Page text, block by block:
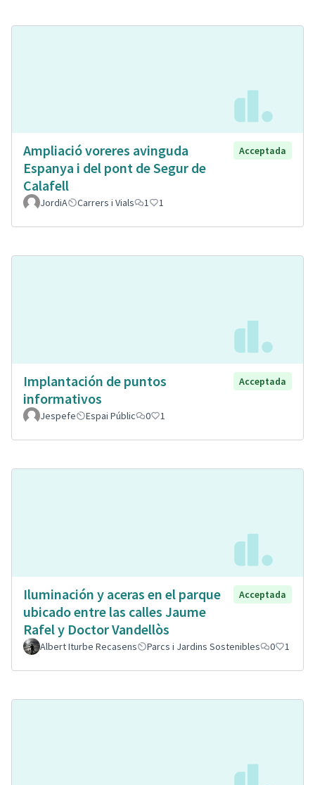
Ampliació voreres avinguda
Espanya i del pont de Segur de
Calafell
Acceptada
JordiA Carrers i Vials 1 1
Implantación de puntos
informativos
Acceptada
Jespefe Espai Públic 0 1
Iluminación y aceras en el parque
ubicado entre las calles Jaume
Rafel y Doctor Vandellòs
Acceptada
Albert Iturbe Recasens Parcs i Jardins Sostenibles 0 1